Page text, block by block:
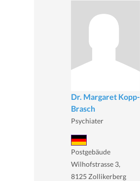
Dr. Margaret Kopp-
Brasch
Psychiater
Postgebäude
Wilhofstrasse 3,
8125 Zollikerberg